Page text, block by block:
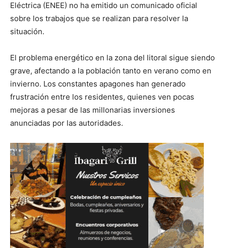
Eléctrica (ENEE) no ha emitido un comunicado oficial
sobre los trabajos que se realizan para resolver la
situación.
El problema energético en la zona del litoral sigue siendo
grave, afectando a la población tanto en verano como en
invierno. Los constantes apagones han generado
frustración entre los residentes, quienes ven pocas
mejoras a pesar de las millonarias inversiones
anunciadas por las autoridades.